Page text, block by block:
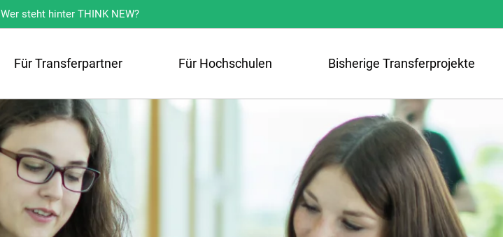
Wer steht hinter THINK NEW?
Für Transferpartner Für Hochschulen Bisherige Transferprojekte